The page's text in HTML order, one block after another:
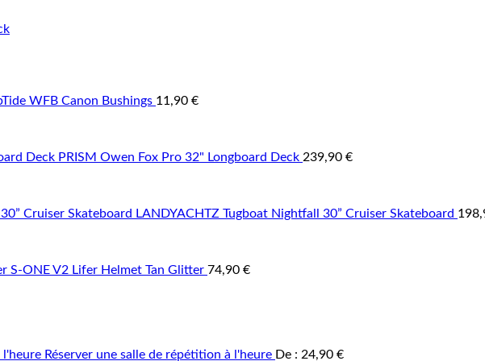
WFB Canon Bushings 11,90 €
PRISM Owen Fox Pro 32" Longboard Deck 239,90 €
LANDYACHTZ Tugboat Nightfall 30” Cruiser Skateboard
S-ONE V2 Lifer Helmet Tan Glitter 74,90 €
Réserver une salle de répétition à l'heure De : 24,90 €